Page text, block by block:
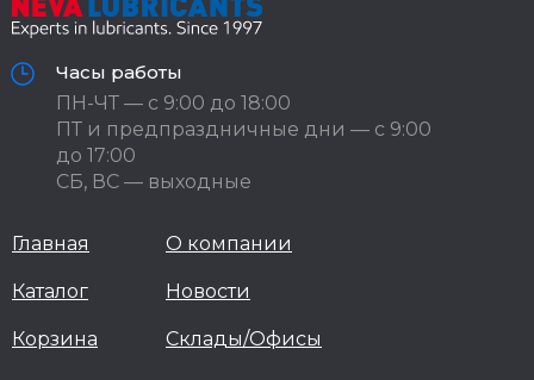
Часы работы
ПН-ЧТ — с 9:00 до 18:00
ПТ и предпраздничные дни — с 9:00
до 17:00
СБ, ВС — выходные
Главная
Каталог
Корзина
О компании
Новости
Склады/Офисы